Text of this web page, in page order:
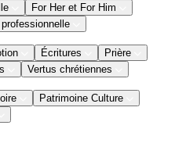
For Her et For Him
Écritures
Prière
Vertus chrétiennes
Patrimoine Culture